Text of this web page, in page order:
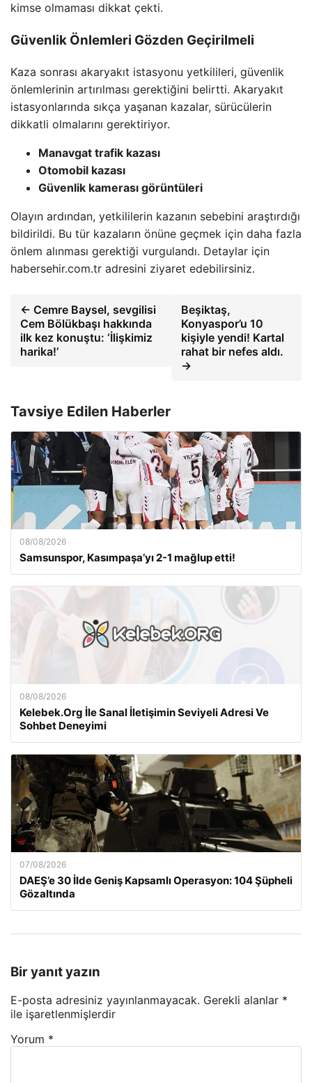
kimse olmaması dikkat çekti.
Güvenlik Önlemleri Gözden Geçirilmeli
Kaza sonrası akaryakıt istasyonu yetkilileri, güvenlik
önlemlerinin artırılması gerektiğini belirtti. Akaryakıt
istasyonlarında sıkça yaşanan kazalar, sürücülerin
dikkatli olmalarını gerektiriyor.
Manavgat trafik kazası
Otomobil kazası
Güvenlik kamerası görüntüleri
Olayın ardından, yetkililerin kazanın sebebini araştırdığı
bildirildi. Bu tür kazaların önüne geçmek için daha fazla
önlem alınması gerektiği vurgulandı. Detaylar için
habersehir.com.tr adresini ziyaret edebilirsiniz.
← Cemre Baysel, sevgilisi
Cem Bölükbaşı hakkında
ilk kez konuştu: ‘İlişkimiz
harika!’
Beşiktaş,
Konyaspor’u 10
kişiyle yendi! Kartal
rahat bir nefes aldı.
→
Tavsiye Edilen Haberler
08/08/2026
Samsunspor, Kasımpaşa’yı 2-1 mağlup etti!
08/08/2026
Kelebek.Org İle Sanal İletişimin Seviyeli Adresi Ve
Sohbet Deneyimi
07/08/2026
DAEŞ’e 30 İlde Geniş Kapsamlı Operasyon: 104 Şüpheli
Gözaltında
Bir yanıt yazın
E-posta adresiniz yayınlanmayacak. Gerekli alanlar *
ile işaretlenmişlerdir
Yorum *